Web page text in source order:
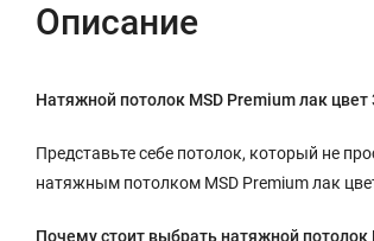
Описание
Натяжной потолок MSD Premium лак
Представьте себе потолок, который не
натяжным потолком MSD Premium лак
Почему стоит выбрать натяжной потолок